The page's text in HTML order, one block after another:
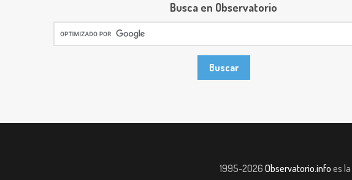
Busca en Observatorio
1995-2026 Observatorio.info es la